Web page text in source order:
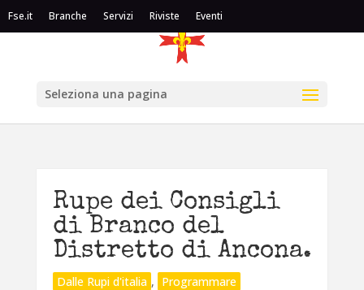
Fse.it Branche Servizi Riviste Eventi
Seleziona una pagina
Rupe dei Consigli
di Branco del
Distretto di Ancona.
Dalle Rupi d'italia , Programmare